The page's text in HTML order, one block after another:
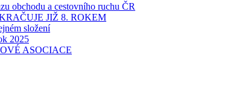
obchodu a cestovního ruchu ČR
JIŽ 8. ROKEM
složení
2025
ASOCIACE